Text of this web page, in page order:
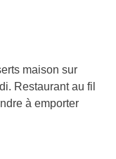
maison sur
Restaurant au fil
à emporter